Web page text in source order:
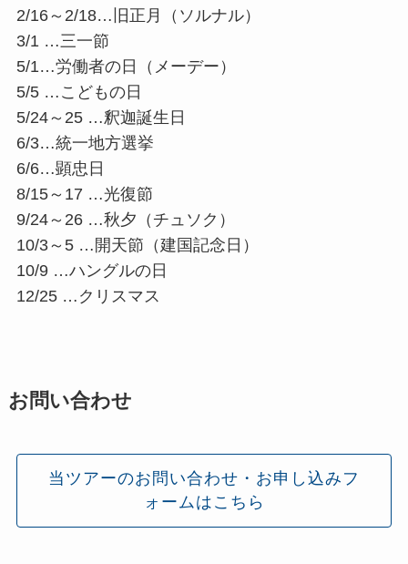
2/16～2/18…旧正月（ソルナル）
3/1 …三一節
5/1…労働者の日（メーデー）
5/5 …こどもの日
5/24～25 …釈迦誕生日
6/3…統一地方選挙
6/6…顕忠日
8/15～17 …光復節
9/24～26 …秋夕（チュソク）
10/3～5 …開天節（建国記念日）
10/9 …ハングルの日
12/25 …クリスマス
お問い合わせ
当ツアーのお問い合わせ・お申し込みフ
ォームはこちら